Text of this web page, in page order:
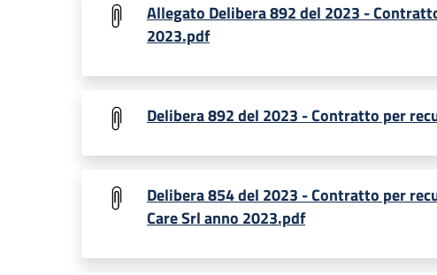
Allegato Delibera 892 del 2023 -
2023.pdf
Delibera 892 del 2023 - Contratto per
Delibera 854 del 2023 - Contratto per
Care Srl anno 2023.pdf